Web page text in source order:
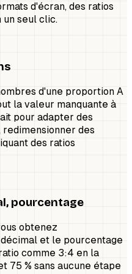
d'écran, des ratios
un seul clic.
d'une proportion A
la valeur manquante à
pour adapter des
des
des ratios
pourcentage
obtenez
et le pourcentage
comme 3:4 en la
75 % sans aucune étape